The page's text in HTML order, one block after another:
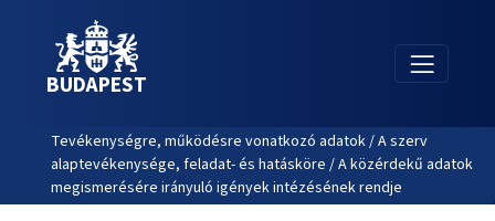
BUDAPEST
Tevékenységre, működésre vonatkozó adatok / A szerv
alaptevékenysége, feladat- és hatásköre / A közérdekű adatok
megismerésére irányuló igények intézésének rendje